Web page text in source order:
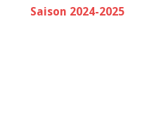
Saison 2024-2025